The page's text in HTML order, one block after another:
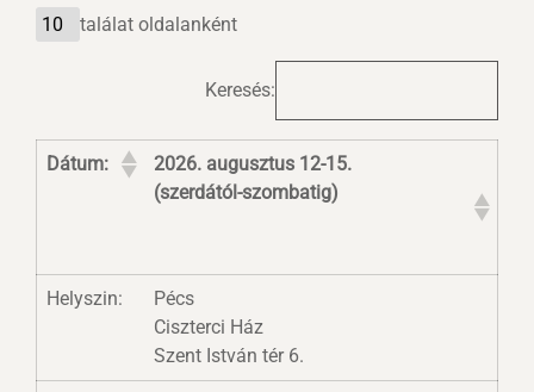
találat oldalanként
Keresés:
Dátum:
2026. augusztus 12-15.
(szerdától-szombatig)
Helyszin:
Pécs
Ciszterci Ház
Szent István tér 6.